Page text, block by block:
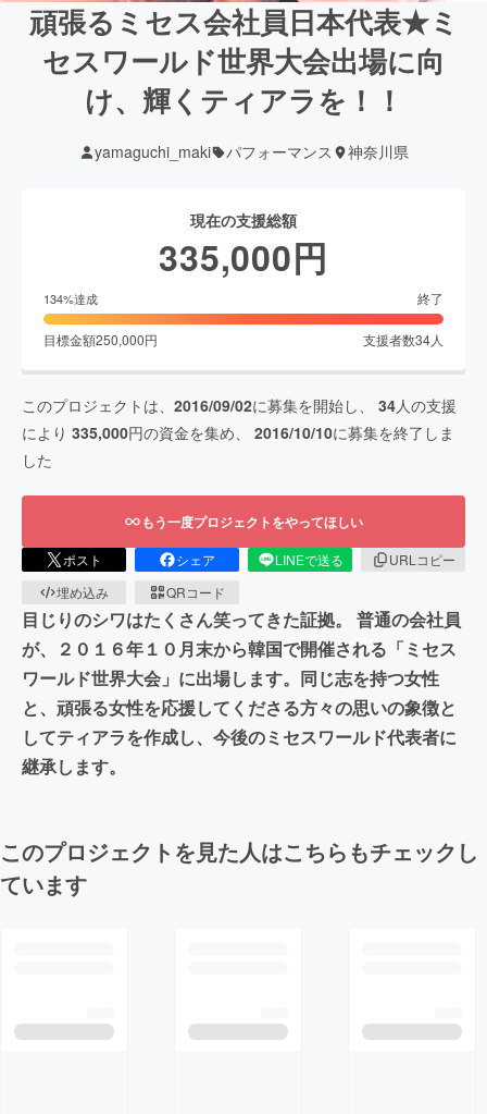
頑張るミセス会社員日本代表★ミ
セスワールド世界大会出場に向
け、輝くティアラを！！
yamaguchi_maki パフォーマンス 神奈川県
現在の支援総額
335,000円
134%達成 終了
目標金額250,000円 支援者数34人
このプロジェクトは、 2016/09/02に募集を開始し、 34人の支援
により 335,000円の資金を集め、 2016/10/10に募集を終了しま
した
もう一度プロジェクトをやってほしい
ポスト シェア LINEで送る
URLコピー
埋め込み
QRコード
目じりのシワはたくさん笑ってきた証拠。 普通の会社員
が、２０１６年１０月末から韓国で開催される「ミセス
ワールド世界大会」に出場します。同じ志を持つ女性
と、頑張る女性を応援してくださる方々の思いの象徴と
してティアラを作成し、今後のミセスワールド代表者に
継承します。
このプロジェクトを見た人はこちらもチェックし
ています